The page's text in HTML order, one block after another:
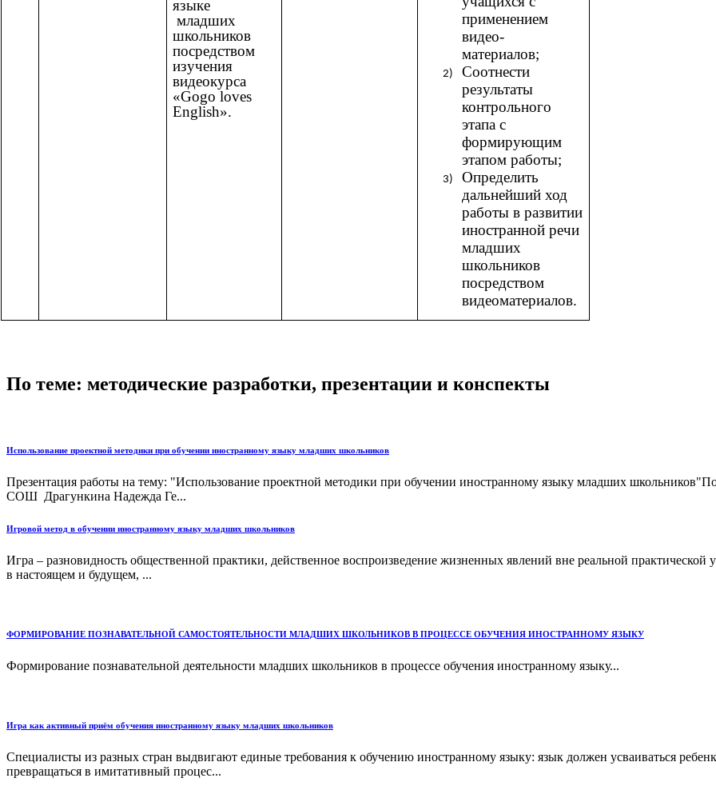
языке
младших
школьников
посредством
изучения
видеокурса
«Gogo loves
English».
применением
видео-
материалов;
Соотнести
результаты
контрольного
этапа с
формирующим
этапом работы;
Определить
дальнейший ход
работы в развитии
иностранной речи
младших
школьников
посредством
видеоматериалов.
По теме: методические разработки, презентации и конспекты
Использование проектной методики при обучении иностранному языку младших школьников
Презентация работы на тему: "Использование проектной методики при обучении иностранному языку младших
СОШ Драгункина Надежда Ге...
Игровой метод в обучении иностранному языку младших школьников
Игра – разновидность общественной практики, действенное воспроизведение жизненных явлений вне реальной
в настоящем и будущем, ...
ФОРМИРОВАНИЕ ПОЗНАВАТЕЛЬНОЙ САМОСТОЯТЕЛЬНОСТИ МЛАДШИХ ШКОЛЬНИКОВ В ПРОЦЕССЕ ОБУЧЕНИЯ ИНОСТРАННОМУ ЯЗЫКУ
Формирование познавательной деятельности младших школьников в процессе обучения иностранному языку...
Игра как активный приём обучения иностранному языку младших школьников
Специалисты из разных стран выдвигают единые требования к обучению иностранному языку: язык должен усваиваться
превращаться в имитативный процес...